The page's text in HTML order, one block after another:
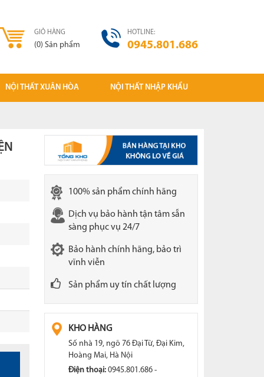
GIỎ HÀNG
(0) Sản phẩm
HOTLINE:
0945.801.686
NỘI THẤT XUÂN HÒA
Ghế phòng chờ
Ghế văn phòng Xuân Hòa
Tủ sắt văn phòng XH
Vách ngăn văn phòng
bàn văn phòng
thất trường học
Nội thất khu công cộng XH
gia dụng
NỘI THẤT NHẬP KHẨU
Cụm bàn làm việc NK
Vách ngăn văn phòng giá rẻ
Ghế chân quỳ NK( Ghế phòng họp)
Ghế giám đốc - trưởng phòng NK
Bàn làm việc nhân viên
Bàn họp NK
100% sản phẩm chính hãng
Dịch vụ bảo hành tận tâm sẵn
sàng phục vụ 24/7
Bảo hành chính hãng, bảo trì
vĩnh viễn
Sản phẩm uy tín chất lượng
KHO HÀNG
Số nhà 19, ngõ 76 Đại Từ, Đại Kim,
Hoàng Mai, Hà Nội
Điện thoại:0945.801.686 -